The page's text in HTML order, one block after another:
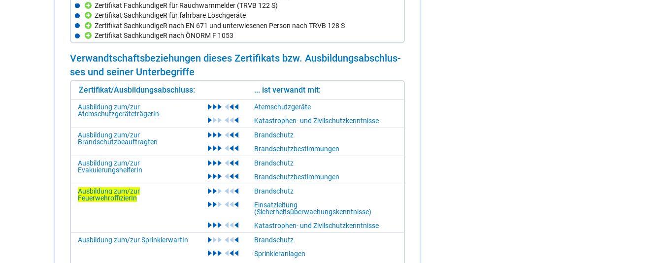
Zertifikat FachkundigeR für Rauchwarnmelder (TRVB 122 S)
Zertifikat SachkundigeR für fahrbare Löschgeräte
Zertifikat SachkundigeR nach EN 671 und unterwiesenen Person nach TRVB 128 S
Zertifikat SachkundigeR nach ÖNORM F 1053
Ver­wandt­schafts­be­zie­hun­gen die­ses Zer­ti­fi­kats bzw. Aus­bil­dungs­ab­schlus­
ses und sei­ner Un­ter­be­grif­fe
Zertifikat/Ausbildungsabschluss: ... ist verwandt mit:
Ausbildung zum/zur
AtemschutzgeräteträgerIn
Atemschutzgeräte
Katastrophen- und Zivilschutzkenntnisse
Ausbildung zum/zur
Brandschutzbeauftragten
Brandschutz
Brandschutzbestimmungen
Ausbildung zum/zur
EvakuierungshelferIn
Brandschutz
Brandschutzbestimmungen
Ausbildung zum/zur
FeuerwehroffizierIn
Brandschutz
Einsatzleitung
(Sicherheitsüberwachungskenntnisse)
Katastrophen- und Zivilschutzkenntnisse
Ausbildung zum/zur SprinklerwartIn
Brandschutz
Sprinkleranlagen